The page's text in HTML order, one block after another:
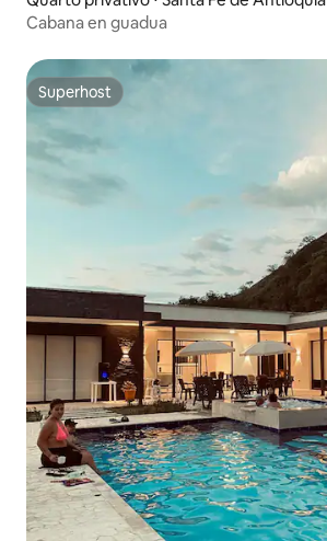
Cabana en guadua
Superhost
Superhost